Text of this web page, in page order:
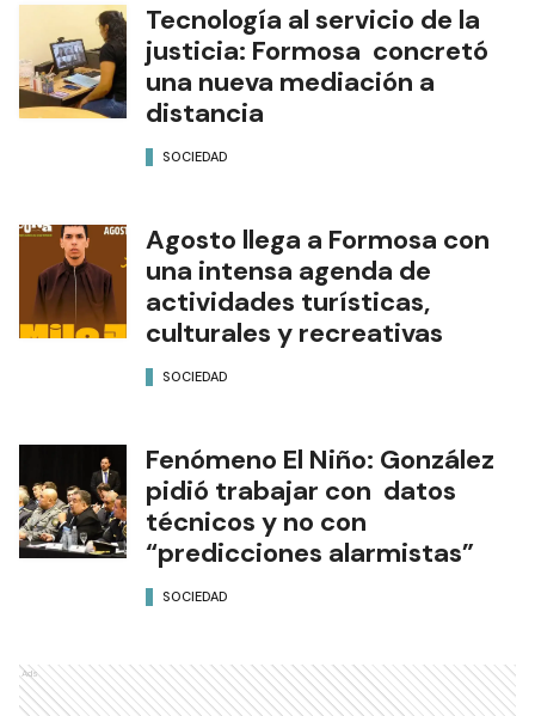
Tecnología al servicio de la
justicia: Formosa concretó
una nueva mediación a
distancia
SOCIEDAD
Agosto llega a Formosa con
una intensa agenda de
actividades turísticas,
culturales y recreativas
SOCIEDAD
Fenómeno El Niño: González
pidió trabajar con datos
técnicos y no con
“predicciones alarmistas”
SOCIEDAD
Ads